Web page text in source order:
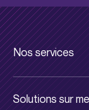
Nos services
Cloud privé
Solutions sur